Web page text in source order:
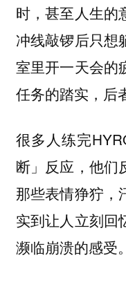
时，甚至人生的
冲线敲锣后只想
室里开一天会的
任务的踏实，后
很多人练完
断」反应，他们
那些表情狰狞，
实到让人立刻回
濒临崩溃的感受。